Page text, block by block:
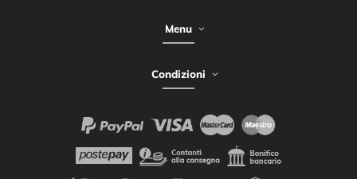
Menu
Condizioni